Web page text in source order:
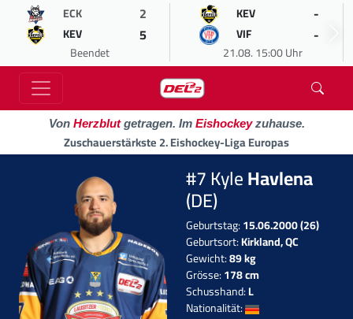
ECK 2
KEV 5
Beendet
KEV -
VIF -
21.08. 15:00 Uhr
Von Herzblutgetragen. Im Eishockeyzuhause.
Zuschauerstärkste 2. Eishockey-Liga Europas
#7 KyleHavlena
(DE)
Geburtstag:15.06.2000 (26)
Geburtsort:Kirkland, QC
Gewicht:89 kg
Grösse:178 cm
Schusshand:L
Nationalität: